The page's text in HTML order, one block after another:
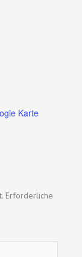
Karte
Erforderliche